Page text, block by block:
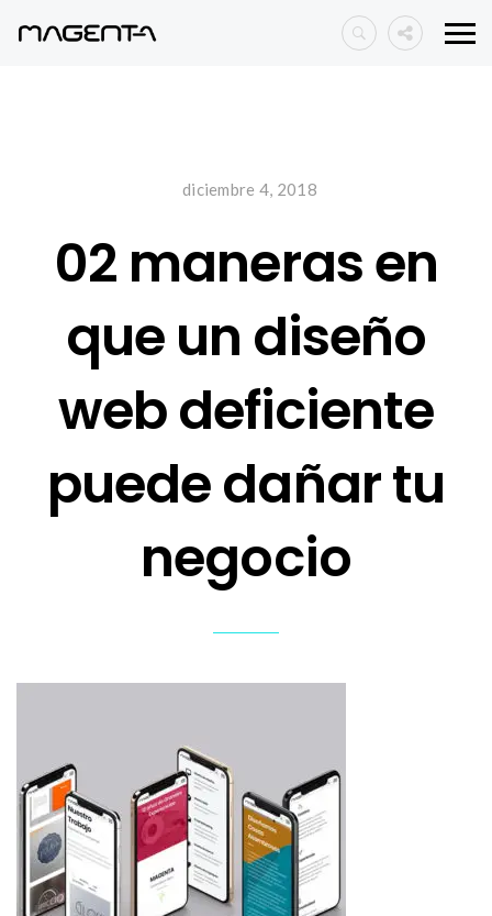
diciembre 4, 2018
02 maneras en
que un diseño
web deficiente
puede dañar tu
negocio